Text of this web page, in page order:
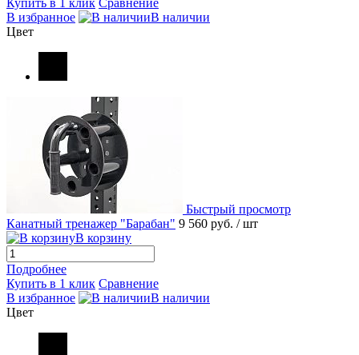
Купить в 1 клик Сравнение
В избранное
В наличии
Цвет
Быстрый просмотр
Канатный тренажер "Барабан" 9 560 руб. / шт
В корзину
Подробнее
Купить в 1 клик Сравнение
В избранное
В наличии
Цвет